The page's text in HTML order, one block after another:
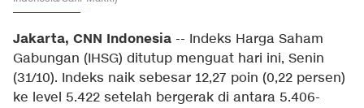
Jakarta, CNN Indonesia -- Indeks Harga Saham
Gabungan (IHSG) ditutup menguat hari ini, Senin
(31/10). Indeks naik sebesar 12,27 poin (0,22 persen)
ke level 5.422 setelah bergerak di antara 5.406-